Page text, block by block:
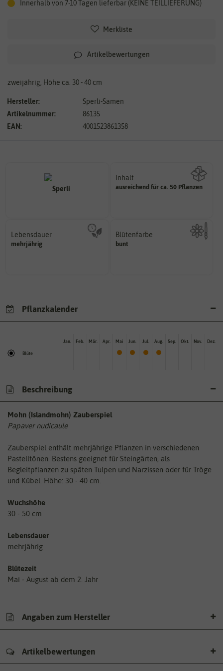
Innerhalb von 7-10 Tagen lieferbar (KEINE TEILLIEFERUNG)
Merkliste
Artikelbewertungen
zweijährig, Höhe ca. 30 - 40 cm
Hersteller:
Sperli-Samen
Artikelnummer:
86135
EAN:
4001523861358
Inhalt
ausreichend für ca. 50 Pflanzen
Wie viel ist enthalten
Lebensdauer
mehrjährig
einjährig, zweijährig oder
mehrjährig.
Blütenfarbe
bunt
Kann auch mehrfarbig sein.
Pflanzkalender
Blüte
Jan. Feb. Mär. Apr. Mai Jun. Jul. Aug. Sep. Okt. Nov. Dez.
Beschreibung
Mohn (Islandmohn) Zauberspiel
Papaver nudicaule
Zauberspiel enthält mehrjährige Pflanzen in verschiedenen
Pastelltönen. Bestens geeignet für Steingärten, als
Begleitpflanzen zu späten Tulpen und Narzissen oder für Tröge
und Kübel. Höhe: 30 - 40 cm.
Wuchshöhe
30 - 50 cm
Lebensdauer
mehrjährig
Blütezeit
Mai - August ab dem 2. Jahr
Angaben zum Hersteller
Artikelbewertungen